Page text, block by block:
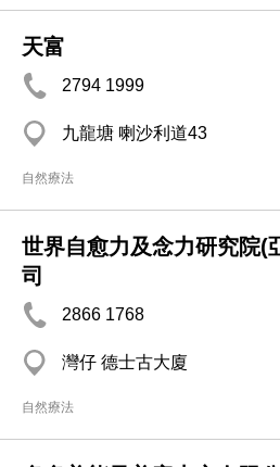
天富
2794 1999
九龍塘 喇沙利道43
自然療法
世界自愈力及念力研究院(
司
2866 1768
灣仔 德士古大廈
自然療法